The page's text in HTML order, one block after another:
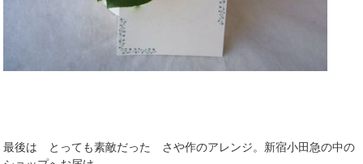
最後は とっても素敵だった さや作のアレンジ。新宿小田急の中の